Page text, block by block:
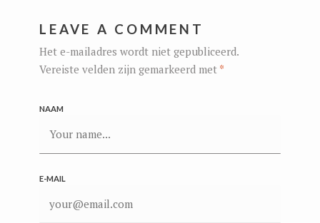
LEAVE A COMMENT
Het e-mailadres wordt niet gepubliceerd.
Vereiste velden zijn gemarkeerd met *
NAAM
E-MAIL